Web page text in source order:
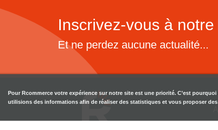
Inscrivez-vous à notre
Et ne perdez aucune actualité...
Pour Rcommerce votre expérience sur notre site est une priorité. C’est
utilisions des informations afin de réaliser des statistiques et vous proposer